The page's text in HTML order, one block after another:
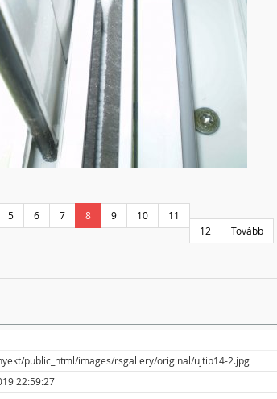
5 6 7 8 9 10
11
12
Tovább
public_html/images/rsgallery/original/ujtip14-2.jpg
22:59:27